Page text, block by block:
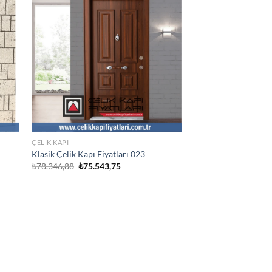
ÇELIK KAPI
Klasik Çelik Kapı Fiyatları 023
₺78.346,88 Orijinal
₺75.543,75Şu